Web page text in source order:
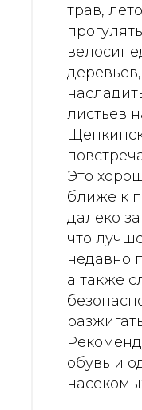
трав,
листьев
Это
ближе к
далеко
что
недавно
а также
обувь и